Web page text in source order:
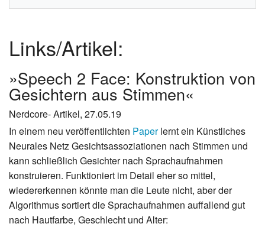
Links/Artikel:
»Speech 2 Face: Konstruktion von
Gesichtern aus Stimmen«
Nerdcore- Artikel, 27.05.19
In einem neu veröffentlichten Paperlernt ein Künstliches
Neurales Netz Gesichtsassoziationen nach Stimmen und
kann schließlich Gesichter nach Sprachaufnahmen
konstruieren. Funktioniert im Detail eher so mittel,
wiedererkennen könnte man die Leute nicht, aber der
Algorithmus sortiert die Sprachaufnahmen auffallend gut
nach Hautfarbe, Geschlecht und Alter: